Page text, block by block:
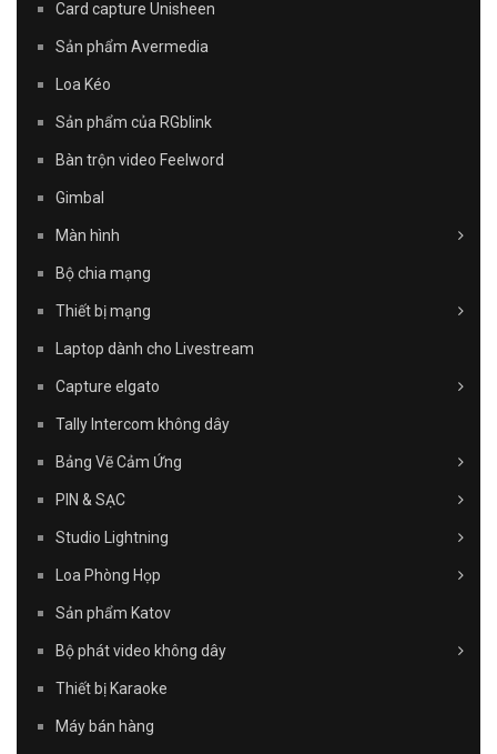
Card capture Unisheen
Sản phẩm Avermedia
Loa Kéo
Sản phẩm của RGblink
Bàn trộn video Feelword
Gimbal
Màn hình
Bộ chia mạng
Thiết bị mạng
Laptop dành cho Livestream
Capture elgato
Tally Intercom không dây
Bảng Vẽ Cảm Ứng
PIN & SẠC
Studio Lightning
Loa Phòng Họp
Sản phẩm Katov
Bộ phát video không dây
Thiết bị Karaoke
Máy bán hàng